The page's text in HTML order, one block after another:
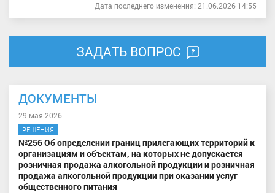
Дата последнего изменения: 21.06.2026 14:55
ЗАДАТЬ ВОПРОС
ДОКУМЕНТЫ
29 мая 2026
РЕШЕНИЯ
№256 Об определении границ прилегающих территорий к
организациям и объектам, на которых не допускается
розничная продажа алкогольной продукции и розничная
продажа алкогольной продукции при оказании услуг
общественного питания